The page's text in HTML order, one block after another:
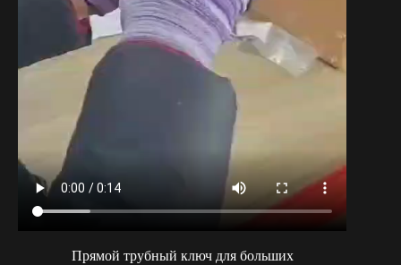
Прямой трубный ключ для больших